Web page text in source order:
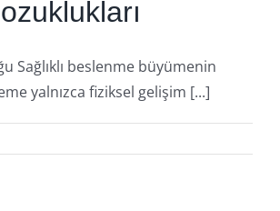
Sağlıklı beslenme büyümenin
yalnızca fiziksel gelişim [...]